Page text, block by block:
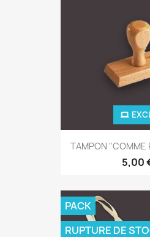
TAMPON "COMME
5,00
PACK
RUPTURE DE